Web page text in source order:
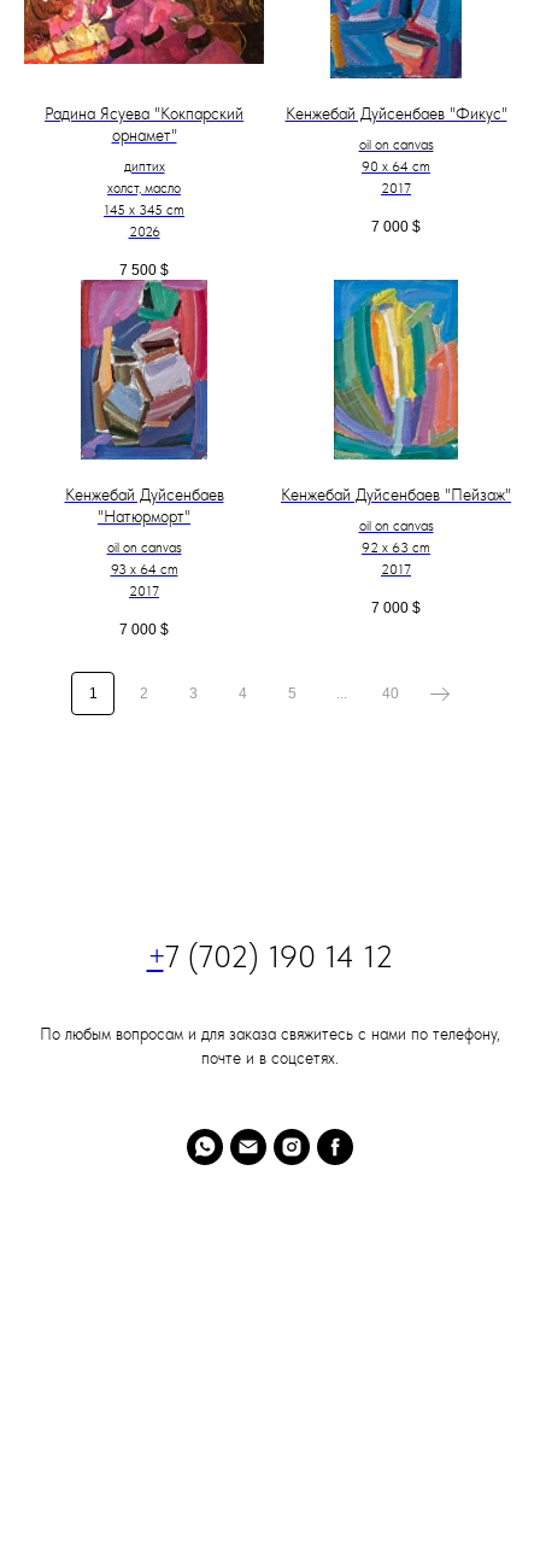
Радина Ясуева "Кокпарский
орнамет"
диптих
холст, масло
145 х 345 cm
2026
7 500 $
Кенжебай Дуйсенбаев "Фикус"
oil on canvas
90 x 64 cm
2017
7 000 $
Кенжебай Дуйсенбаев
"Натюрморт"
oil on canvas
93 x 64 cm
2017
7 000 $
Кенжебай Дуйсенбаев "Пейзаж"
oil on canvas
92 x 63 cm
2017
7 000 $
1 2 3 4 5 ... 40
+7 (702) 190 14 12
По любым вопросам и для заказа свяжитесь с нами по телефону,
почте и в соцсетях.